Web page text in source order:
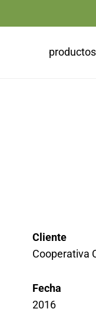
Cliente
Cooperativa
Fecha
2016